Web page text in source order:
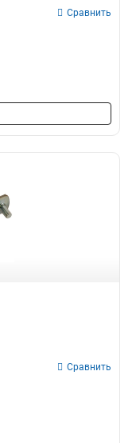
Сравнить
Сравнить